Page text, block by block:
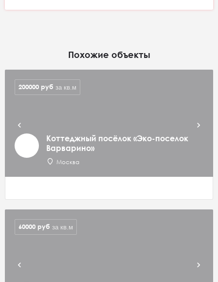
Похожие объекты
Коттеджный посёлок «Эко-поселок
Варварино»
Москва
200000 руб за кв.м
60000 руб за кв.м